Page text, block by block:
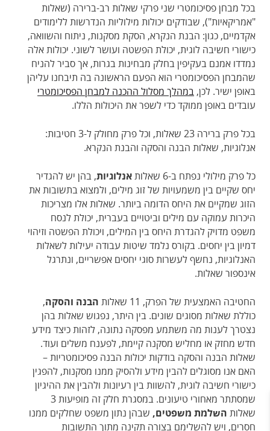
בכל מבחן פסיכומטרי שני פרקי שאלות רב-ברירה (שאלות
"אמריקאיות"), שבודקים יכולות מילוליות הנדרשות ללימודים
אקדמיים, כגון: הבנת הנקרא, הסקת מסקנות, ניתוח והשוואה,
כישורי חשיבה לוגית, יכולת הפשטה ועושר לשוני. יכולות אלה
נמדדו אמנם בעקיפין בחלק מבחינות בגרות, אך סביר להניח
שהמבחן הפסיכומטרי הוא הפעם הראשונה בה תיבחנו עליהן
באופן ישיר. לכן, במהלך מסלול ההכנה למבחן הפסיכומטרי
עובדים באופן ממוקד כדי לשפר את היכולות הללו.
בכל פרק ברירה 23 שאלות, וכל פרק מחולק ל-3 חטיבות:
אנלוגיות, שאלות הבנה והסקה והבנת הנקרא.
כל פרק מילולי נפתח ב-6 שאלות אנלוגיות, בהן יש להגדיר
יחס שקיים בין משמעויות של זוג מילים, ולמצוא בתשובות את
הזוג שמקיים את היחס הדומה ביותר. שאלות אלו מצריכות
היכרות עמוקה עם מילים וביטויים בעברית, יכולת לנסח
משפט מדויק להגדרת היחס בין המילים, ויכולת הפשטה וזיהוי
דמיון בין יחסים. בקורס נלמד שיטות עבודה יעילות לשאלות
האנלוגיות, נחשף לעשרות סוגי יחסים אפשריים, ונתרגל
אינספור שאלות.
החטיבה האמצעית של הפרק, 11 שאלות הבנה והסקה,
כוללת שאלות מסוגים שונים. בין היתר, נפגוש שאלות בהן
נצטרך לענות מה משתמע מפסקה נתונה, לזהות כיצד מידע
חדש מחזק או מחליש מסקנה קיימת, לפענח משלים ועוד.
שאלות הבנה והסקה בודקות יכולות הבנה פסיכומטריות –
האם אנו מסוגלים להבין מידע ולהסיק ממנו מסקנות, להפגין
כישורי חשיבה לוגית, להשוות בין רעיונות ולהבין את ההיגיון
שמסתתר מאחורי טיעונים. במסגרת חלק זה מופיעות 3
שאלות השלמת משפטים, שבהן נתון משפט שחלקים ממנו
חסרים, ויש להשלימם בצורה תקינה מתוך התשובות